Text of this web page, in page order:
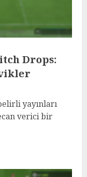
Drops:
yayınları
verici bir